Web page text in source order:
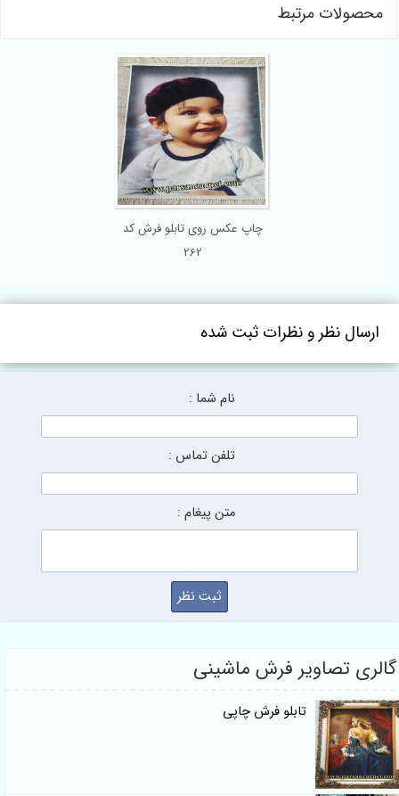
مرتبط
چاپ عکس روی تابلو فرش کد
نظر و نظرات ثبت شده
نام شما :
تلفن تماس :
متن پیغام :
تصاویر فرش ماشینی
تابلو فرش چاپی